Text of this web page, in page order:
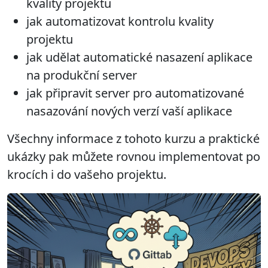
kvality projektu
jak automatizovat kontrolu kvality
projektu
jak udělat automatické nasazení aplikace
na produkční server
jak připravit server pro automatizované
nasazování nových verzí vaší aplikace
Všechny informace z tohoto kurzu a praktické
ukázky pak můžete rovnou implementovat po
krocích i do vašeho projektu.